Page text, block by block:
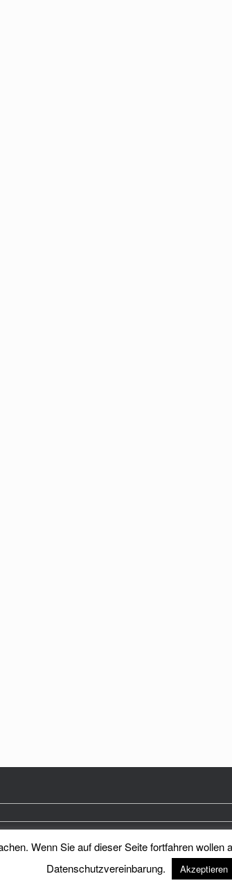
Heimatkreis Reichenberg Stadt und Land e.V. Theme
Wenn Sie auf dieser Seite fortfahren
Datenschutzvereinbarung.
Akzeptieren